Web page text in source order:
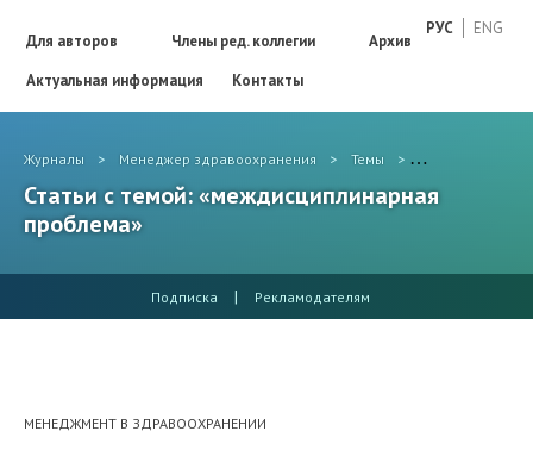
РУС ENG
Для авторов Члены ред. коллегии
Архив
Актуальная информация
Контакты
Журналы > Менеджер здравоохранения > Темы >
Статьи с темой: «междисциплинарная
проблема»
Подписка | Рекламодателям
МЕНЕДЖМЕНТ В ЗДРАВООХРАНЕНИИ